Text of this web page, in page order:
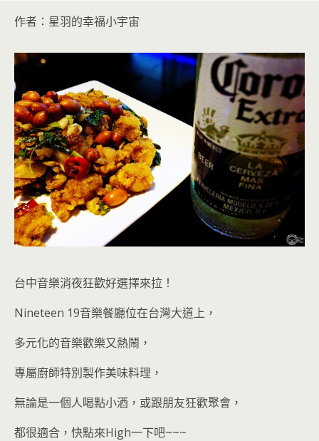
作者：星羽的幸福小宇宙
台中音樂消夜狂歡好選擇來拉！
Nineteen 19音樂餐廳位在台灣大道上，
多元化的音樂歡樂又熱鬧，
專屬廚師特別製作美味料理，
無論是一個人喝點小酒，或跟朋友狂歡聚會，
都很適合，快點來High一下吧~~~